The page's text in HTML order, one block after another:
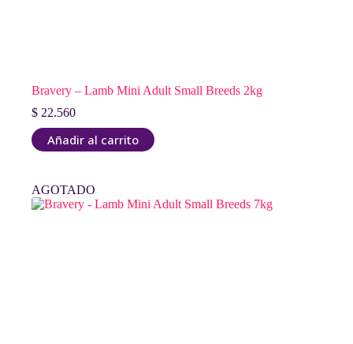
Bravery – Lamb Mini Adult Small Breeds 2kg
$ 22.560
Añadir al carrito
AGOTADO